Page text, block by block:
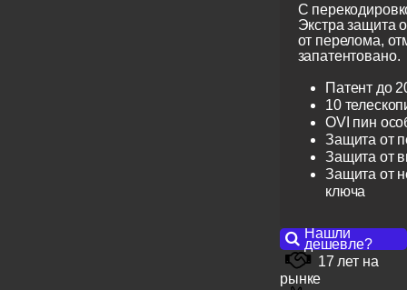
С
Экстра защита
от перелома,
запатентовано.
Патент до
10
OVI пин
Защита от
Защита от
Защита от
ключа
Нашли
дешевле?
17 лет на
рынке